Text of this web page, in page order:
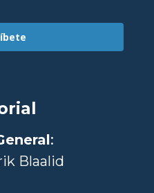
:
Blaalid